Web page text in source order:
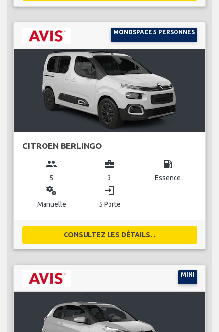
MONOSPACE 5 PERSONNES
CITROEN BERLINGO
group
5
business_center
3
local_gas_station
Essence
miscellaneous_services
Manuelle
login
5 Porte
CONSULTEZ LES DÉTAILS...
MINI